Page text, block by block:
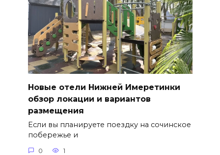
Новые отели Нижней Имеретинки
обзор локации и вариантов
размещения
Если вы планируете поездку на сочинское
побережье и
0 1